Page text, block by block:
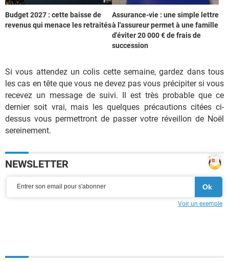
Budget 2027 : cette baisse de
revenus qui menace les retraités
Assurance-vie : une simple lettre
à l'assureur permet à une famille
d'éviter 20 000 € de frais de
succession
Si vous attendez un colis cette semaine, gardez dans tous
les cas en tête que vous ne devez pas vous précipiter si vous
recevez un message de suivi. Il est très probable que ce
dernier soit vrai, mais les quelques précautions citées ci-
dessus vous permettront de passer votre réveillon de Noël
sereinement.
NEWSLETTER
Voir un exemple